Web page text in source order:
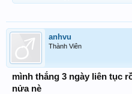
anhvu
Thành Viên
mình thắng 3 ngày liên tục
nửa nè